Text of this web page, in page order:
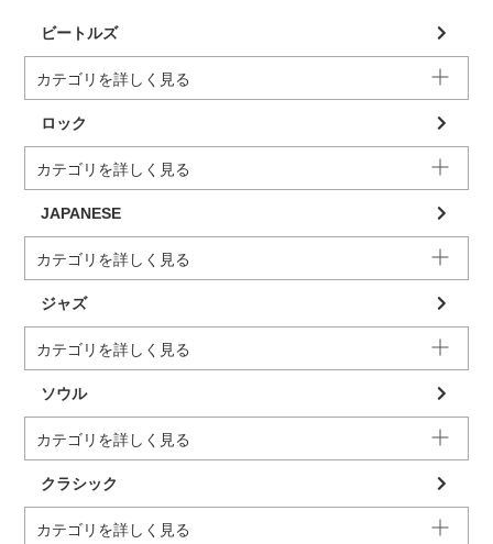
ビートルズ
カテゴリを詳しく見る
ロック
カテゴリを詳しく見る
JAPANESE
カテゴリを詳しく見る
ジャズ
カテゴリを詳しく見る
ソウル
カテゴリを詳しく見る
クラシック
カテゴリを詳しく見る